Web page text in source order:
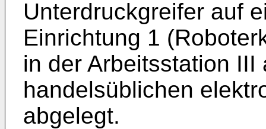
Unterdruckgreifer auf
Einrichtung 1
in der Arbeitsstation
handelsüblichen
abgelegt.